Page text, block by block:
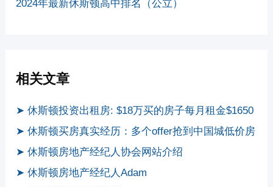
2024年最新休斯顿高中排名（公立）
相关文章
➤ 休斯顿投资出租房: $18万买的房子每月租金$1650
➤ 休斯顿买房真实经历：多个offer抢到中国城低价房
➤ 休斯顿房地产经纪人协会网站介绍
➤ 休斯顿房地产经纪人Adam